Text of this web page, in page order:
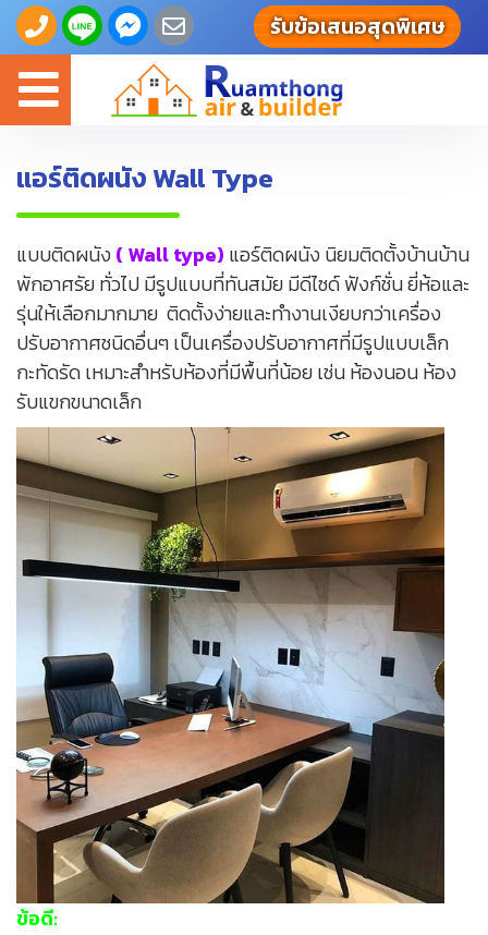
รับข้อเสนอสุดพิเศษ
Toggle
navigation
แอร์ติดผนัง Wall Type
แบบติดผนัง( Wall type) แอร์ติดผนัง นิยมติดตั้งบ้านบ้าน
พักอาศรัย ทั่วไป มีรูปแบบที่ทันสมัยมีดีไซด์ ฟังก์ชั่น ยี่ห้อและ
รุ่นให้เลือกมากมาย ติดตั้งง่ายและทำงานเงียบกว่าเครื่อง
ปรับอากาศชนิดอื่นๆเป็นเครื่องปรับอากาศที่มีรูปแบบเล็ก
กะทัดรัด เหมาะสำหรับห้องที่มีพื้นที่น้อย เช่น ห้องนอน ห้อง
รับแขกขนาดเล็ก
ข้อดี: